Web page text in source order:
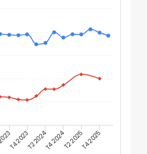
T4 2023T2 2024T4 2024T2 2025T4 2025